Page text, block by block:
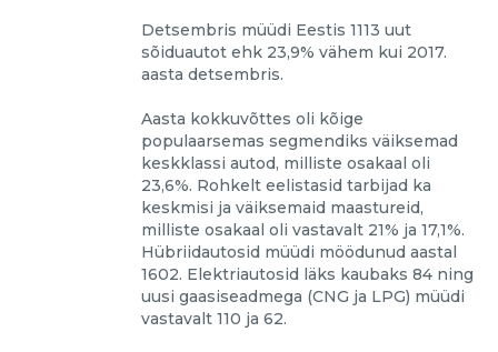
Detsembris müüdi Eestis 1113 uut
sõiduautot ehk 23,9% vähem kui 2017.
aasta detsembris.
Aasta kokkuvõttes oli kõige
populaarsemas segmendiks väiksemad
keskklassi autod, milliste osakaal oli
23,6%. Rohkelt eelistasid tarbijad ka
keskmisi ja väiksemaid maastureid,
milliste osakaal oli vastavalt 21% ja 17,1%.
Hübriidautosid müüdi möödunud aastal
1602. Elektriautosid läks kaubaks 84 ning
uusi gaasiseadmega (CNG ja LPG) müüdi
vastavalt 110 ja 62.